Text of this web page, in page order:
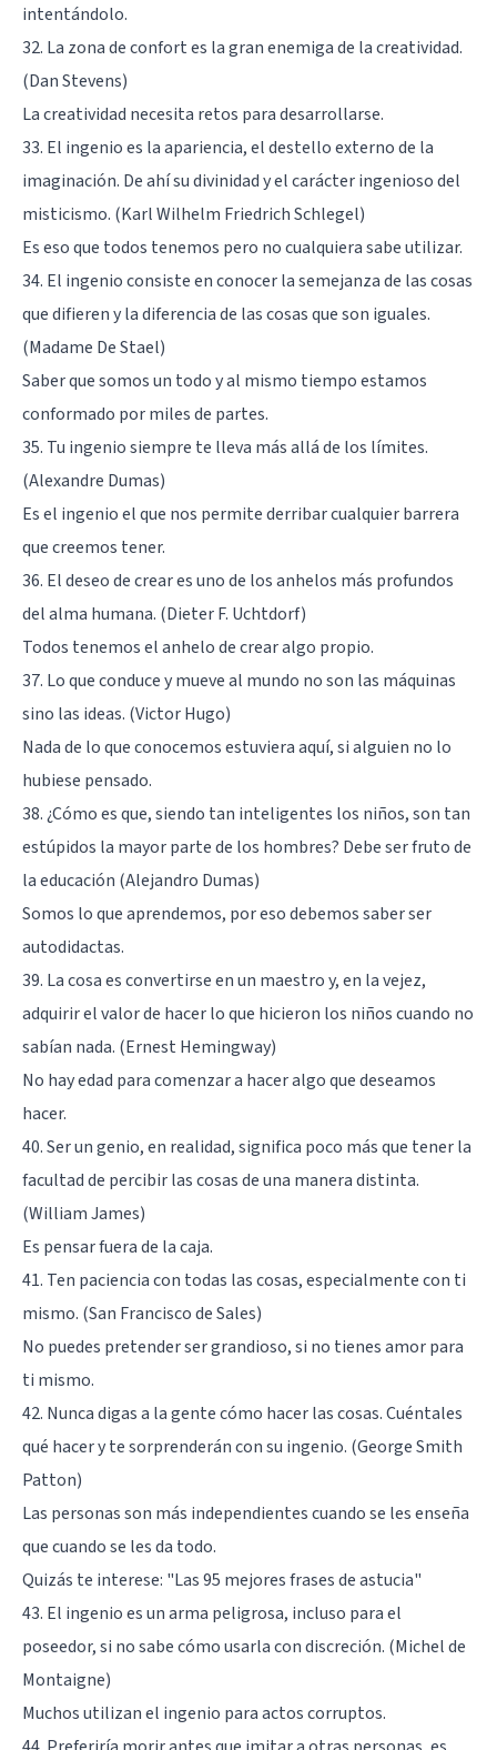
intentándolo.
32. La zona de confort es la gran enemiga de la creatividad.
(Dan Stevens)
La creatividad necesita retos para desarrollarse.
33. El ingenio es la apariencia, el destello externo de la
imaginación. De ahí su divinidad y el carácter ingenioso del
misticismo. (Karl Wilhelm Friedrich Schlegel)
Es eso que todos tenemos pero no cualquiera sabe utilizar.
34. El ingenio consiste en conocer la semejanza de las cosas
que difieren y la diferencia de las cosas que son iguales.
(Madame De Stael)
Saber que somos un todo y al mismo tiempo estamos
conformado por miles de partes.
35. Tu ingenio siempre te lleva más allá de los límites.
(Alexandre Dumas)
Es el ingenio el que nos permite derribar cualquier barrera
que creemos tener.
36. El deseo de crear es uno de los anhelos más profundos
del alma humana. (Dieter F. Uchtdorf)
Todos tenemos el anhelo de crear algo propio.
37. Lo que conduce y mueve al mundo no son las máquinas
sino las ideas. (Victor Hugo)
Nada de lo que conocemos estuviera aquí, si alguien no lo
hubiese pensado.
38. ¿Cómo es que, siendo tan inteligentes los niños, son tan
estúpidos la mayor parte de los hombres? Debe ser fruto de
la educación (Alejandro Dumas)
Somos lo que aprendemos, por eso debemos saber ser
autodidactas.
39. La cosa es convertirse en un maestro y, en la vejez,
adquirir el valor de hacer lo que hicieron los niños cuando no
sabían nada. (Ernest Hemingway)
No hay edad para comenzar a hacer algo que deseamos
hacer.
40. Ser un genio, en realidad, significa poco más que tener la
facultad de percibir las cosas de una manera distinta.
(William James)
Es pensar fuera de la caja.
41. Ten paciencia con todas las cosas, especialmente con ti
mismo. (San Francisco de Sales)
No puedes pretender ser grandioso, si no tienes amor para
ti mismo.
42. Nunca digas a la gente cómo hacer las cosas. Cuéntales
qué hacer y te sorprenderán con su ingenio. (George Smith
Patton)
Las personas son más independientes cuando se les enseña
que cuando se les da todo.
Quizás te interese: "Las 95 mejores frases de astucia"
43. El ingenio es un arma peligrosa, incluso para el
poseedor, si no sabe cómo usarla con discreción. (Michel de
Montaigne)
Muchos utilizan el ingenio para actos corruptos.